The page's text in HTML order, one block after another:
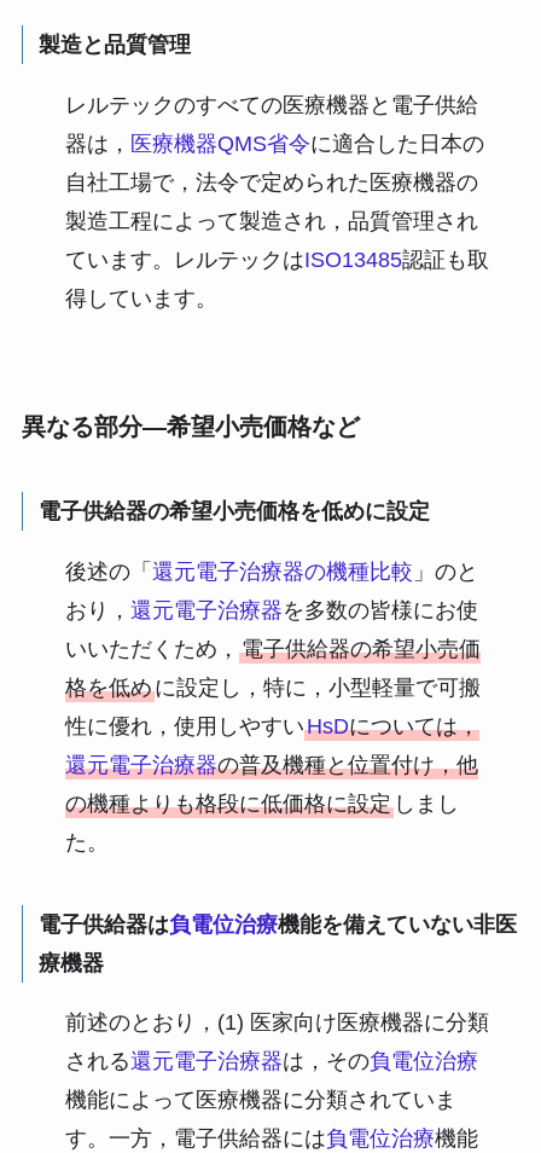
製造と品質管理
レルテックのすべての医療機器と電子供給
器は， 医療機器QMS省令に適合した日本の
自社工場で，法令で定められた医療機器の
製造工程によって製造され，品質管理され
ています。レルテックはISO13485認証も取
得しています。
異なる部分―希望小売価格など
電子供給器の希望小売価格を低めに設定
後述の「 還元電子治療器の機種比較 」のと
おり， 還元電子治療器を多数の皆様にお使
いいただくため， 電子供給器の希望小売価
格を低めに設定し，特に，小型軽量で可搬
性に優れ，使用しやすいHsDについては，
還元電子治療器の普及機種と位置付け，他
の機種よりも格段に低価格に設定しまし
た。
電子供給器は負電位治療機能を備えていない非医
療機器
前述のとおり，(1) 医家向け医療機器に分類
される還元電子治療器は，その負電位治療
機能によって医療機器に分類されていま
す。一方，電子供給器には負電位治療機能